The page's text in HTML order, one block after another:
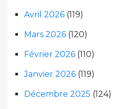
Avril 2026 (119)
Mars 2026 (120)
Février 2026 (110)
Janvier 2026 (119)
Décembre 2025 (124)